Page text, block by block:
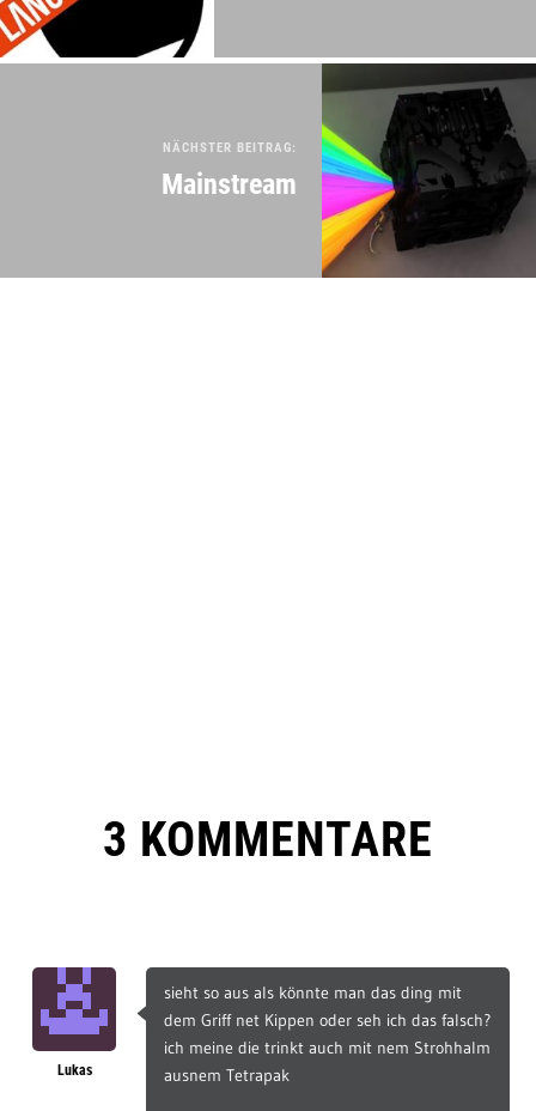
NÄCHSTER BEITRAG:
Mainstream
3 KOMMENTARE
Lukas
sieht so aus als könnte man das ding mit
dem Griff net Kippen oder seh ich das falsch?
ich meine die trinkt auch mit nem Strohhalm
ausnem Tetrapak